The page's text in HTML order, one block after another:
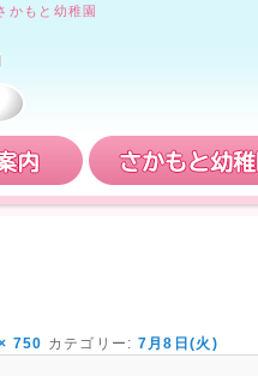
もと幼稚園
入園案内
750 カテゴリー: 7月8日(火)